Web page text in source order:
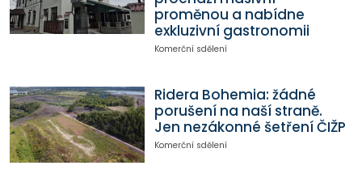
proměnou a nabídne
exkluzivní gastronomii
Komerční sdělení
Ridera Bohemia: žádné
porušení na naší straně.
Jen nezákonné šetření ČIŽP
Komerční sdělení